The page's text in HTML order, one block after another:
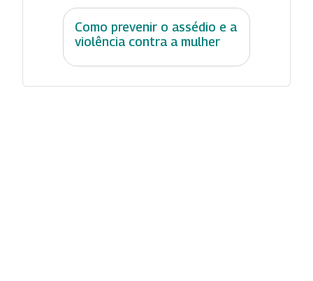
Como prevenir o assédio e a
violência contra a mulher